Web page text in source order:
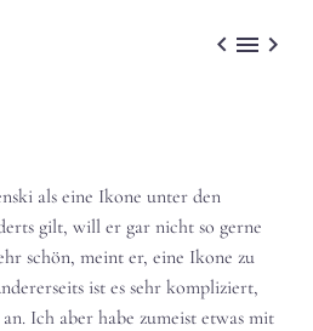
  
als eine Ikone unter den
gilt, will er gar nicht so gerne
schön, meint er, eine Ikone zu
ist es sehr kompliziert,
Ich aber habe zumeist etwas mit